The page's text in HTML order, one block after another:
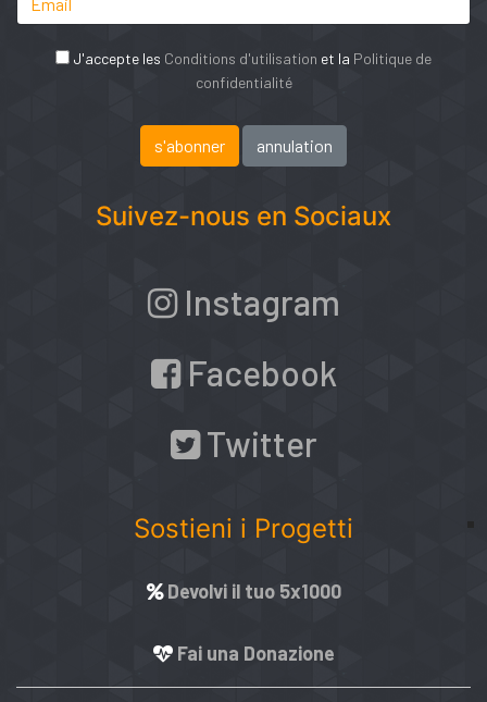
J'accepte les Conditions d'utilisation et la Politique de
confidentialité
Suivez-nous en Sociaux
Instagram
Facebook
Twitter
Sostieni i Progetti
Devolvi il tuo 5x1000
Fai una Donazione